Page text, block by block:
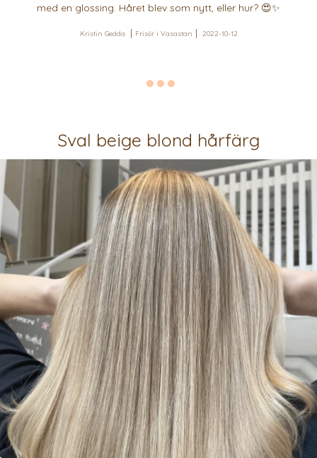
med en glossing. Håret blev som nytt, eller hur? 😍✨
Kristin Gedda Frisör i Vasastan 2022-10-12
Sval beige blond hårfärg